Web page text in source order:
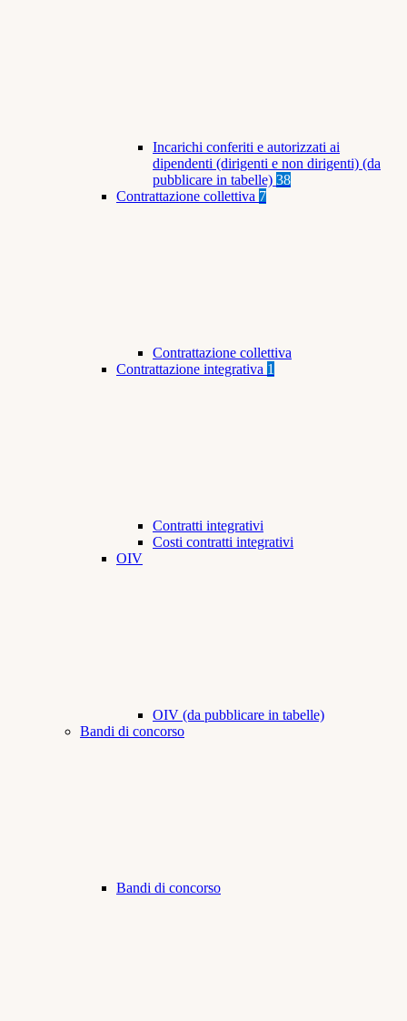
Incarichi conferiti e autorizzati ai
dipendenti (dirigenti e non dirigenti) (da
pubblicare in tabelle) 38
Contrattazione collettiva 7
Contrattazione collettiva
Contrattazione integrativa 1
Contratti integrativi
Costi contratti integrativi
OIV
OIV (da pubblicare in tabelle)
Bandi di concorso
Bandi di concorso